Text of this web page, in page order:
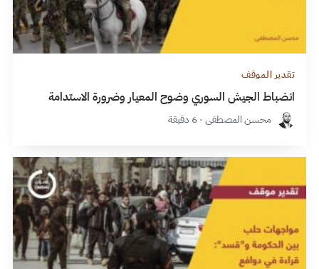
تقدير الموقف
انضباط الجيش السوري وضوح المعيار وضرورة الاستدامة
محسن المصطفى · 6 دقيقة